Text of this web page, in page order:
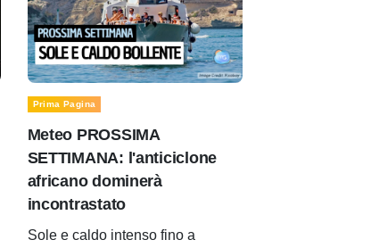
Prima Pagina
Meteo PROSSIMA
SETTIMANA: l'anticiclone
africano dominerà
incontrastato
Sole e caldo intenso fino a